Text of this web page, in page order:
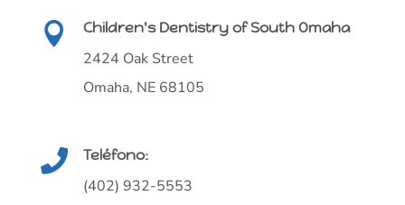
 Children's Dentistry of South Omaha
2424 Oak Street
Omaha, NE 68105
 Teléfono:
(402) 932-5553